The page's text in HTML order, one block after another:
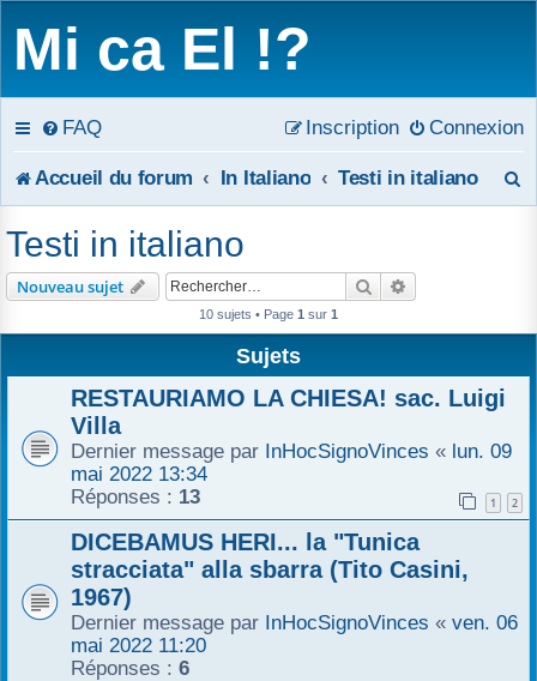
Mi ca El !?
FAQ Connexion
Inscription
Accueil du forum In Italiano Testi in italiano
e
Testi in italiano
Nouveau sujet Rechercher
10 sujets • Page 1 sur 1
Sujets
RESTAURIAMO LA CHIESA! sac. Luigi
Villa
Dernier message par InHocSignoVinces « lun. 09
mai 2022 13:34
Réponses : 13 1 2
DICEBAMUS HERI... la "Tunica
stracciata" alla sbarra (Tito Casini,
1967)
Dernier message par InHocSignoVinces « ven. 06
mai 2022 11:20
Réponses : 6